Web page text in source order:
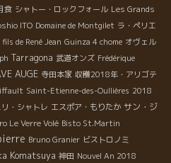
食 シャトー・ロックフォール Les Grands
ITO Domaine de Montgilet ラ・ペリエ
de René Jean Guinza 4 chome オヴェル
Tarragona 武道オンズ Frédérique
AUGE 寺田本家 収穫2018年・アリゴテ
Saint-Etienne-des-Oullières 2018
・シャトレ エスポア・もりたか サン・ジ
Le Verre Volé Bisto St.Martin
Bruno Granier ビストロノミ
Komatsuya 神田 Nouvel An 2018